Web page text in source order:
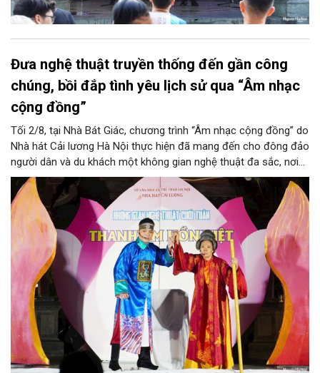
Đưa nghệ thuật truyền thống đến gần công
chúng, bồi đắp tình yêu lịch sử qua “Âm nhạc
cộng đồng”
Tối 2/8, tại Nhà Bát Giác, chương trình “Âm nhạc cộng đồng” do
Nhà hát Cải lương Hà Nội thực hiện đã mang đến cho đông đảo
người dân và du khách một không gian nghệ thuật đa sắc, nơi
những làn điệu cải lương, ca cổ, tân cổ và các tiết mục múa
hòa quyện trong không gian của phố đi bộ hồ Hoàn Kiếm. Đặc
biệt, chương trình có sự giao lưu của các nghệ sĩ đến từ
phương Nam, góp phần tạo nên cuộc gặp gỡ nghệ thuật giàu
cảm xúc.